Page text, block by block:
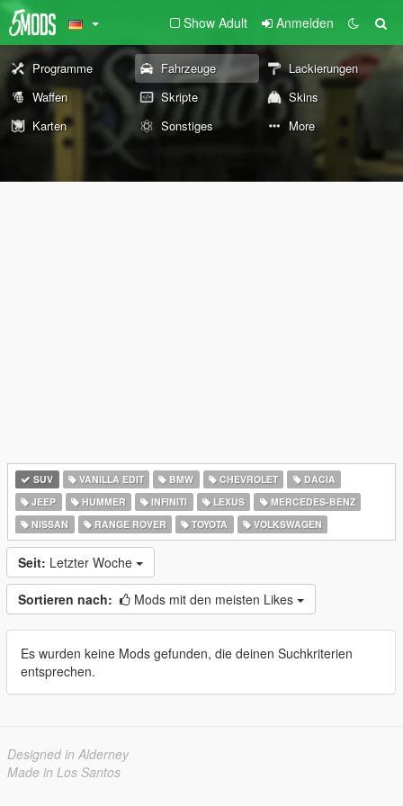
Show Adult Anmelden
Programme Fahrzeuge
Lackierungen
Waffen
Skripte
Skins
Karten
Sonstiges More
SUV VANILLA EDIT BMW CHEVROLET
DACIA
JEEP
HUMMER INFINITI LEXUS
MERCEDES-BENZ
NISSAN
RANGE ROVER TOYOTA VOLKSWAGEN
Seit: Letzter Woche
Sortieren nach: Mods mit den meisten Likes
Es wurden keine Mods gefunden, die deinen Suchkriterien
entsprechen.
Designed in Alderney
Made in Los Santos